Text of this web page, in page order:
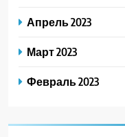
Апрель 2023
Март 2023
Февраль 2023